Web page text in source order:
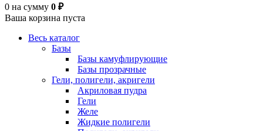
0 на сумму 0 ₽
Ваша корзина пуста
Весь каталог
Базы
Базы камуфлирующие
Базы прозрачные
Гели, полигели, акригели
Акриловая пудра
Гели
Желе
Жидкие полигели